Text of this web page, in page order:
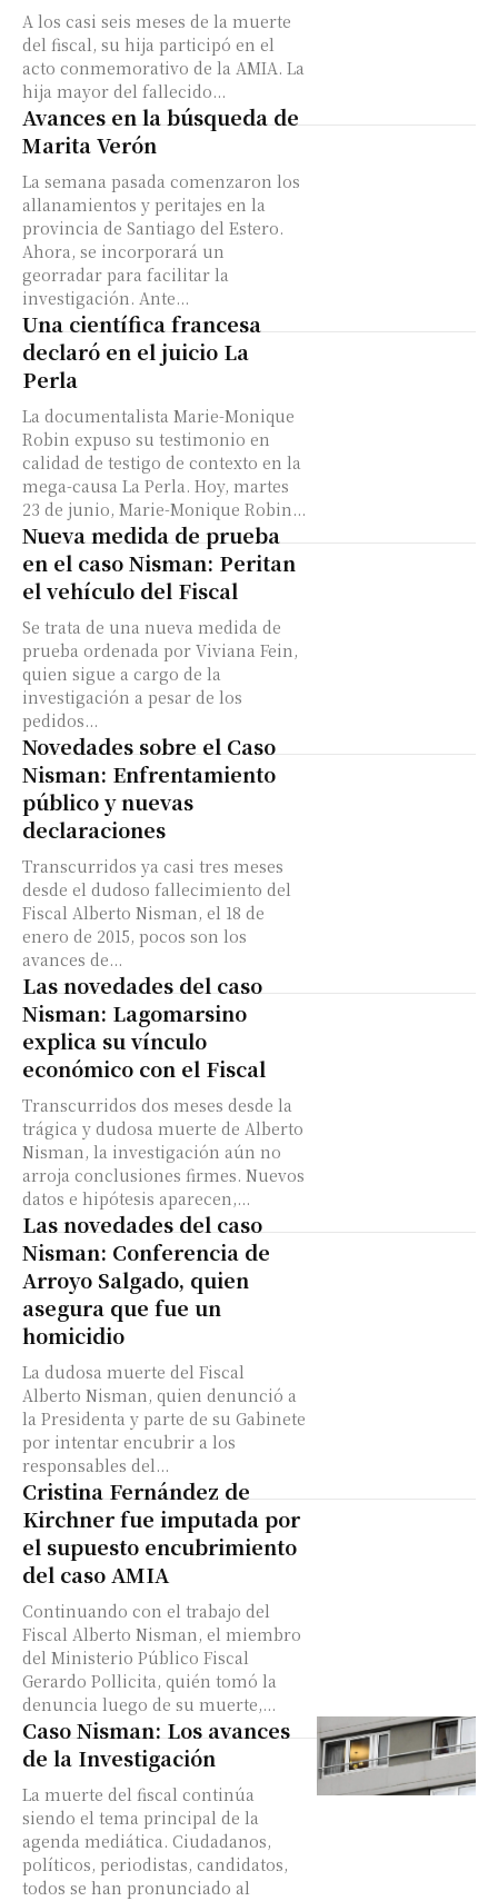
A los casi seis meses de la muerte
del fiscal, su hija participó en el
acto conmemorativo de la AMIA. La
hija mayor del fallecido...
Avances en la búsqueda de
Marita Verón
La semana pasada comenzaron los
allanamientos y peritajes en la
provincia de Santiago del Estero.
Ahora, se incorporará un
georradar para facilitar la
investigación. Ante...
Una científica francesa
declaró en el juicio La
Perla
La documentalista Marie-Monique
Robin expuso su testimonio en
calidad de testigo de contexto en la
mega-causa La Perla. Hoy, martes
23 de junio, Marie-Monique Robin...
Nueva medida de prueba
en el caso Nisman: Peritan
el vehículo del Fiscal
Se trata de una nueva medida de
prueba ordenada por Viviana Fein,
quien sigue a cargo de la
investigación a pesar de los
pedidos...
Novedades sobre el Caso
Nisman: Enfrentamiento
público y nuevas
declaraciones
Transcurridos ya casi tres meses
desde el dudoso fallecimiento del
Fiscal Alberto Nisman, el 18 de
enero de 2015, pocos son los
avances de...
Las novedades del caso
Nisman: Lagomarsino
explica su vínculo
económico con el Fiscal
Transcurridos dos meses desde la
trágica y dudosa muerte de Alberto
Nisman, la investigación aún no
arroja conclusiones firmes. Nuevos
datos e hipótesis aparecen,...
Las novedades del caso
Nisman: Conferencia de
Arroyo Salgado, quien
asegura que fue un
homicidio
La dudosa muerte del Fiscal
Alberto Nisman, quien denunció a
la Presidenta y parte de su Gabinete
por intentar encubrir a los
responsables del...
Cristina Fernández de
Kirchner fue imputada por
el supuesto encubrimiento
del caso AMIA
Continuando con el trabajo del
Fiscal Alberto Nisman, el miembro
del Ministerio Público Fiscal
Gerardo Pollicita, quién tomó la
denuncia luego de su muerte,...
Caso Nisman: Los avances
de la Investigación
La muerte del fiscal continúa
siendo el tema principal de la
agenda mediática. Ciudadanos,
políticos, periodistas, candidatos,
todos se han pronunciado al